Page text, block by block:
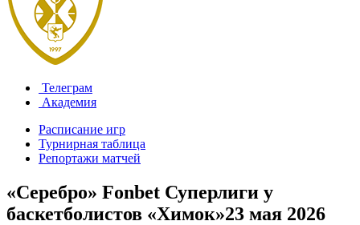
Телеграм
Академия
Расписание игр
Турнирная таблица
Репортажи матчей
«Серебро» Fonbet Суперлиги у
баскетболистов «Химок»23 мая 2026